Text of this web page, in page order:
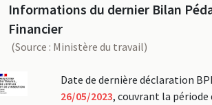
Informations du dernier Bilan
Financier
(Source : Ministère du travail)
Date de dernière déclaration
26/05/2023, couvrant la période